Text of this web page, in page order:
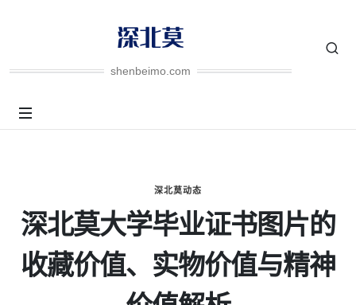
shenbeimo.com
深北莫动态
深北莫大学毕业证书图片的
收藏价值、实物价值与精神